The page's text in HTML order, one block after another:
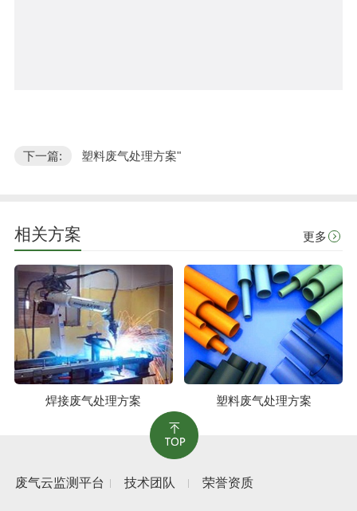
下一篇: 塑料废气处理方案"
相关方案 更多
焊接废气处理方案 塑料废气处理方案
废气云监测平台 技术团队 荣誉资质